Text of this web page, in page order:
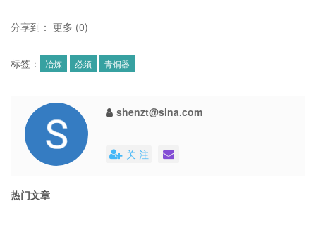
分享到： 更多 (0)
标签： 冶炼 必须 青铜器
shenzt@sina.com
关 注
热门文章